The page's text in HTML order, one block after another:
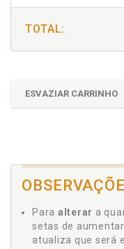
TOTAL:
ESVAZIAR CARRINHO
Para alterar a
setas de
atualiza que será